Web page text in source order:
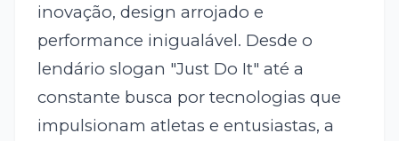
inovação, design arrojado e
performance inigualável. Desde o
lendário slogan "Just Do It" até a
constante busca por tecnologias que
impulsionam atletas e entusiastas, a